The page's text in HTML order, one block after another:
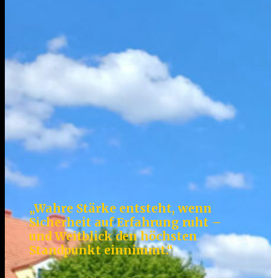
„Wahre Stärke entsteht, wenn
Sicherheit auf Erfahrung ruht –
und Weitblick den höchsten
Standpunkt einnimmt.“